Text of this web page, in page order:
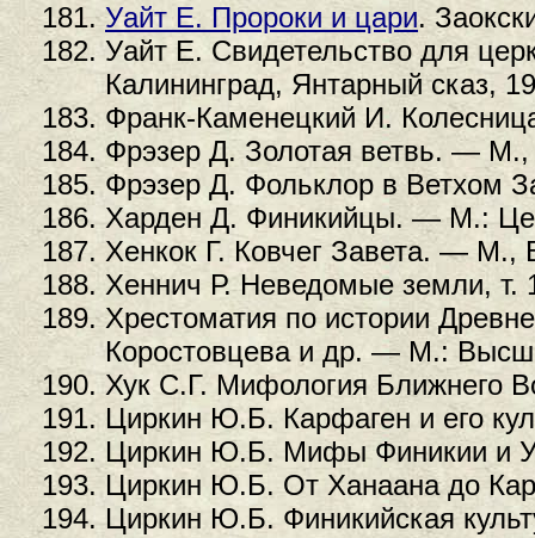
Уайт Е. Пророки и цари.
Уайт Е. Свидетельство для
Калининград, Янтарный сказ,
Франк-Каменецкий И.
Фрэзер Д. Золотая ветвь. —
Фрэзер Д. Фольклор в Ветхом
Харден Д. Финикийцы. — М.:
Хенкок Г. Ковчег Завета. — М.,
Хеннич Р. Неведомые земли,
Хрестоматия по истории
Коростовцева и др. — М.:
Хук С.Г. Мифология Ближнего
Циркин Ю.Б. Карфаген и его
Циркин Ю.Б. Мифы Финикии и
Циркин Ю.Б. От Ханаана до
Циркин Ю.Б. Финикийская